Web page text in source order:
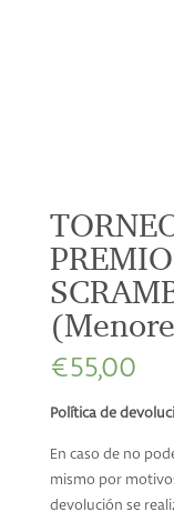
€55,00
Política de
En caso de no
mismo por
devolución se